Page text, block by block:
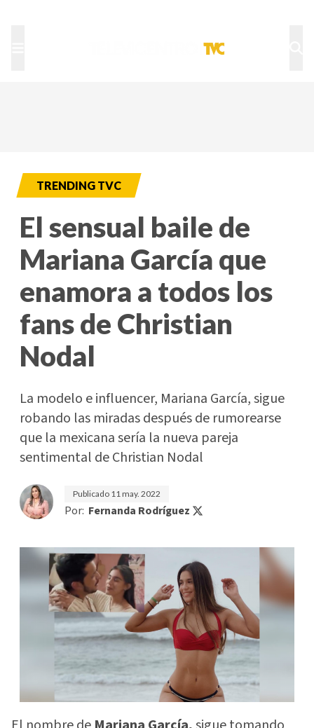
TRENDING TVC
El sensual baile de
Mariana García que
enamora a todos los
fans de Christian
Nodal
La modelo e influencer, Mariana García, sigue
robando las miradas después de rumorearse
que la mexicana sería la nueva pareja
sentimental de Christian Nodal
Publicado 11 may. 2022
Por: Fernanda Rodríguez